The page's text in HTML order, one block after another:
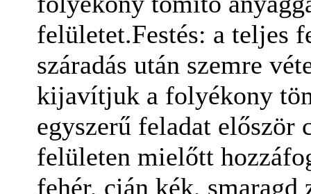
felületet.Festés: a teljes
száradás után szemre
kijavítjuk a folyékony
egyszerű feladat először
felületen mielőtt
fehér, cián kék,